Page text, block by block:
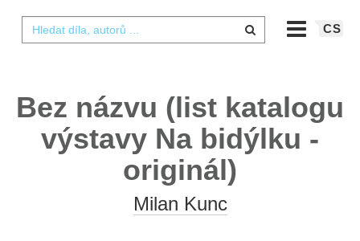
CS
Bez názvu (list katalogu
výstavy Na bidýlku -
originál)
Milan Kunc